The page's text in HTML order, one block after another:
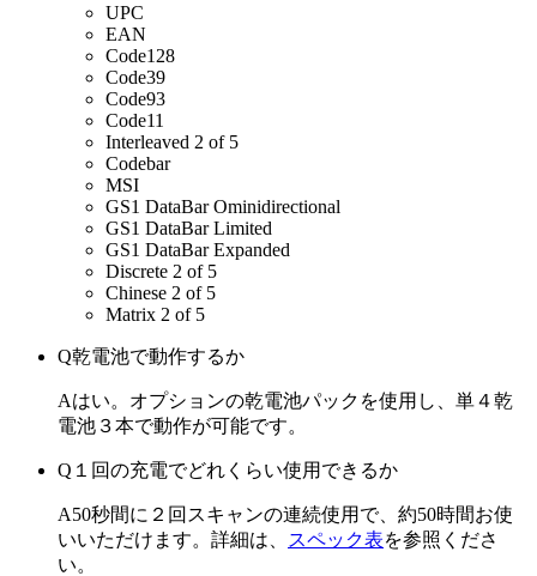
UPC
EAN
Code128
Code39
Code93
Code11
Interleaved 2 of 5
Codebar
MSI
GS1 DataBar Ominidirectional
GS1 DataBar Limited
GS1 DataBar Expanded
Discrete 2 of 5
Chinese 2 of 5
Matrix 2 of 5
Q乾電池で動作するか
Aはい。オプションの乾電池パックを使用し、単４乾
電池３本で動作が可能です。
Q １回の充電でどれくらい使用できるか
A50秒間に２回スキャンの連続使用で、約50時間お使
いいただけます。詳細は、
スペック表を参照くださ
い。